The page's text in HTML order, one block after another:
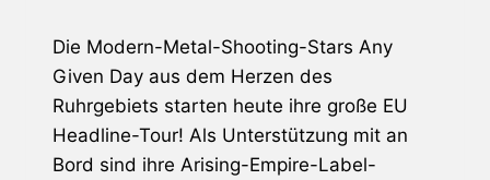
Die Modern-Metal-Shooting-Stars Any
Given Day aus dem Herzen des
Ruhrgebiets starten heute ihre große EU
Headline-Tour! Als Unterstützung mit an
Bord sind ihre Arising-Empire-Label-